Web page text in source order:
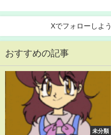
Xでフォローしよう
おすすめの記事
未分類